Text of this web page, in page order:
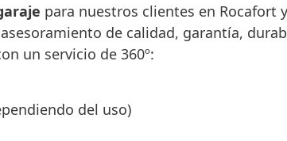
para nuestros clientes en Rocafort
de calidad, garantía,
un servicio de 360º:
del uso)